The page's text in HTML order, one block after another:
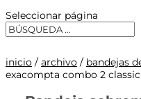
Seleccionar página
inicio / archivo / bandejas
exacompta combo 2